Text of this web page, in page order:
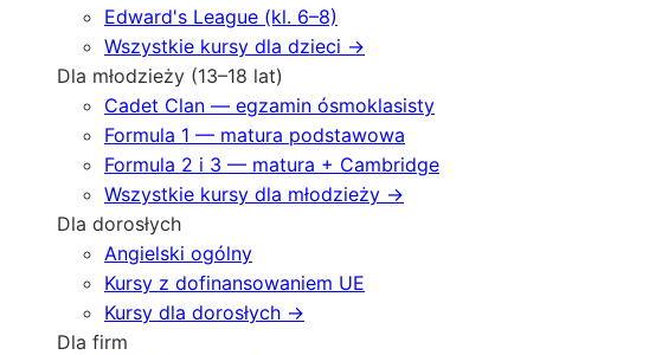
Edward's League (kl. 6–8)
Wszystkie kursy dla dzieci →
Dla młodzieży (13–18 lat)
Cadet Clan — egzamin ósmoklasisty
Formula 1 — matura podstawowa
Formula 2 i 3 — matura + Cambridge
Wszystkie kursy dla młodzieży →
Dla dorosłych
Angielski ogólny
Kursy z dofinansowaniem UE
Kursy dla dorosłych →
Dla firm